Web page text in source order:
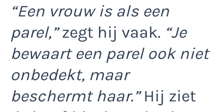
“Een vrouw is als een
parel,”zegt hij vaak. “Je
bewaart een parel ook niet
onbedekt, maar
beschermt haar.”Hij ziet